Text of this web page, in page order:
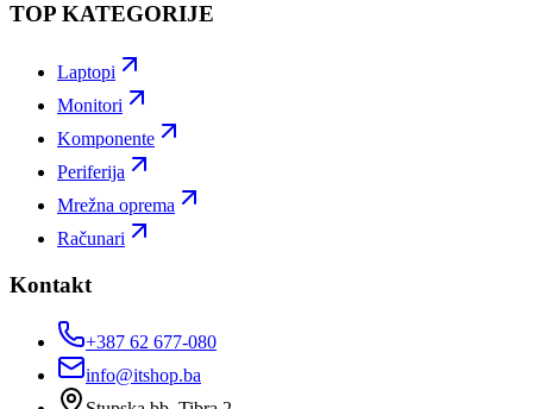
TOP KATEGORIJE
Laptopi
Monitori
Komponente
Periferija
Mrežna oprema
Računari
Kontakt
+387 62 677-080
info@itshop.ba